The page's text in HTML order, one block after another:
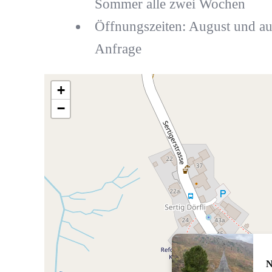
Sommer alle zwei Wochen
Öffnungszeiten: August und
Anfrage
+
−